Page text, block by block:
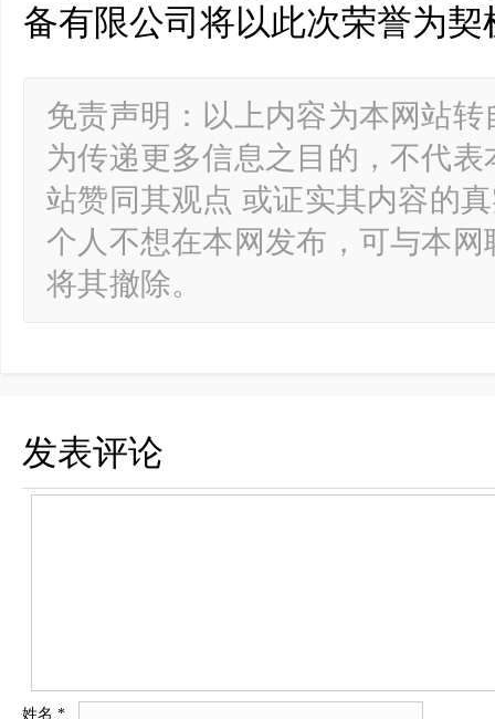
备有限公司将以此次荣誉为
免责声明：以上内容为本网站
为传递更多信息之目的，不代
站赞同其观点 或证实其内容的
个人不想在本网发布，可与本
将其撤除。
发表评论
姓名 *